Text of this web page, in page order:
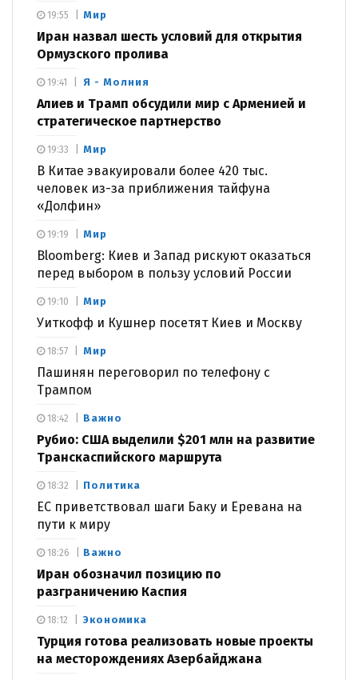
Мир
Иран назвал шесть условий для открытия
Ормузского пролива
19:55
Я - Молния
Алиев и Трамп обсудили мир с Арменией и
стратегическое партнерство
19:41
Мир
В Китае эвакуировали более 420 тыс.
человек из-за приближения тайфуна
«Долфин»
19:33
Мир
Bloomberg: Киев и Запад рискуют оказаться
перед выбором в пользу условий России
19:19
Мир
Уиткофф и Кушнер посетят Киев и Москву
19:10
Мир
Пашинян переговорил по телефону с
Трампом
18:57
Важно
Рубио: США выделили $201 млн на развитие
Транскаспийского маршрута
18:42
Политика
ЕС приветствовал шаги Баку и Еревана на
пути к миру
18:32
Важно
Иран обозначил позицию по
разграничению Каспия
18:26
Экономика
Турция готова реализовать новые проекты
на месторождениях Азербайджана
18:12